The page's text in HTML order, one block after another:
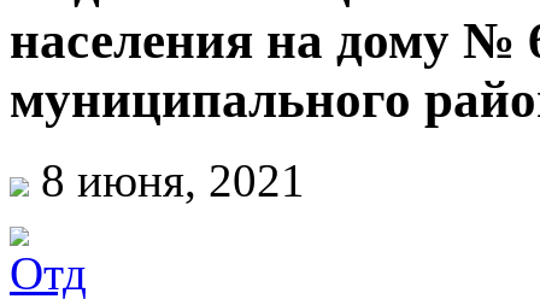
населения на дому
муниципального
8 июня, 2021